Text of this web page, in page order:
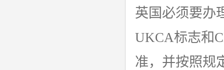
英国必须要办
UKCA标志和
准，并按照规